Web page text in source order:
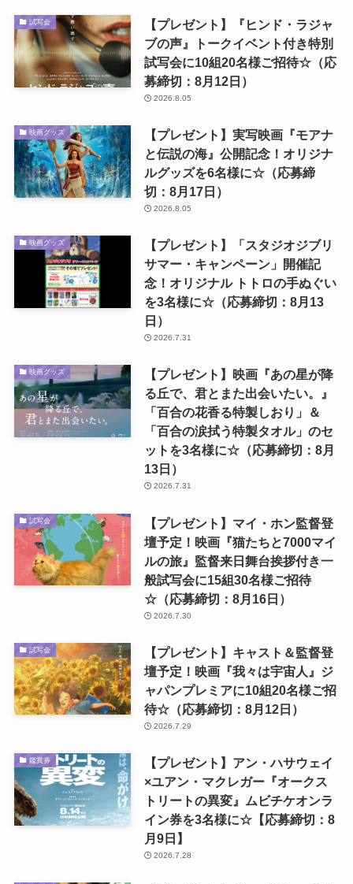
試写会
【プレゼント】『ヒンド・ラジャ
ブの声』トークイベント付き特別
試写会に10組20名様ご招待☆（応
募締切：8月12日）
2026.8.05
映画グッズ
【プレゼント】実写映画『モアナ
と伝説の海』公開記念！オリジナ
ルグッズを6名様に☆（応募締
切：8月17日）
2026.8.05
映画グッズ
【プレゼント】「スタジオジブリ
サマー・キャンペーン」開催記
念！オリジナル トトロの手ぬぐい
を3名様に☆（応募締切：8月13
日）
2026.7.31
映画グッズ
【プレゼント】映画『あの星が降
る丘で、君とまた出会いたい。』
「百合の花香る特製しおり」＆
「百合の涙拭う特製タオル」のセ
ットを3名様に☆（応募締切：8月
13日）
2026.7.31
試写会
【プレゼント】マイ・ホン監督登
壇予定！映画『猫たちと7000マイ
ルの旅』監督来日舞台挨拶付き一
般試写会に15組30名様ご招待
☆（応募締切：8月16日）
2026.7.30
試写会
【プレゼント】キャスト＆監督登
壇予定！映画『我々は宇宙人』ジ
ャパンプレミアに10組20名様ご招
待☆（応募締切：8月12日）
2026.7.29
鑑賞券
【プレゼント】アン・ハサウェイ
×ユアン・マクレガー『オークス
トリートの異変』ムビチケオンラ
イン券を3名様に☆【応募締切：8
月9日】
2026.7.28